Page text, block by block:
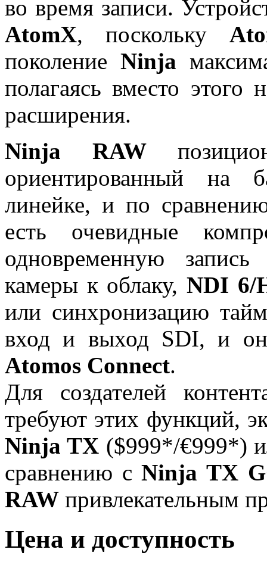
во время записи.
AtomX, поскольку
поколениеNinja
полагаясь вместо
расширения.
Ninja RAW
ориентированный на
линейке, и по
есть очевидные
одновременную
камеры к облаку,NDI 6/
или синхронизацию
вход и выход SDI, и он
Atomos Connect.
Для создателей
требуют этих функций,
Ninja TX ($999*/€999*)
сравнению сNinja TX
RAW привлекательным
Цена и доступность